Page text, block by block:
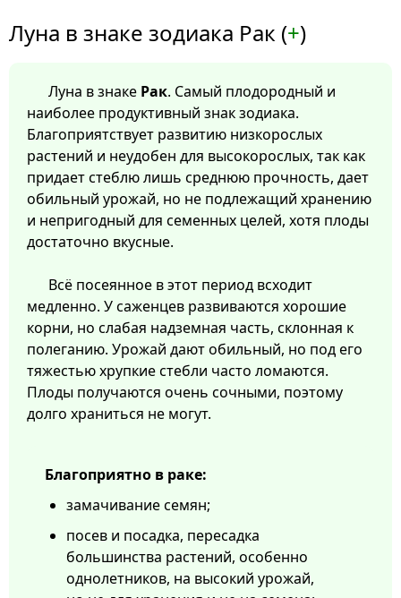
Луна в знаке зодиака Рак (+)
Луна в знаке Рак. Самый плодородный и
наиболее продуктивный знак зодиака.
Благоприятствует развитию низкорослых
растений и неудобен для высокорослых, так как
придает стеблю лишь среднюю прочность, дает
обильный урожай, но не подлежащий хранению
и непригодный для семенных целей, хотя плоды
достаточно вкусные.
Всё посеянное в этот период всходит
медленно. У саженцев развиваются хорошие
корни, но слабая надземная часть, склонная к
полеганию. Урожай дают обильный, но под его
тяжестью хрупкие стебли часто ломаются.
Плоды получаются очень сочными, поэтому
долго храниться не могут.
Благоприятно в раке:
замачивание семян;
посев и посадка, пересадка
большинства растений, особенно
однолетников, на высокий урожай,